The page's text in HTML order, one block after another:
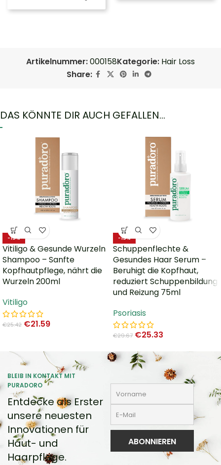
Artikelnummer:000158Kategorie: Hair Loss
Share:
DAS KÖNNTE DIR AUCH GEFALLEN…
-15%
Vitiligo & Gesunde Wurzeln
Shampoo – Sanfte
Kopfhautpflege, nährt die
Wurzeln 200ml
Vitiligo
€25.42 €21.59
-15%
Schuppenflechte &
Gesundes Haar Serum –
Beruhigt die Kopfhaut,
reduziert Schuppenbildung
und Reizung 75ml
Psoriasis
€29.67 €25.33
BLEIB IN KONTAKT MIT
PURADORO
Entdecke als Erster
unsere neuesten
Innovationen für
Haut- und
Haarpflege.